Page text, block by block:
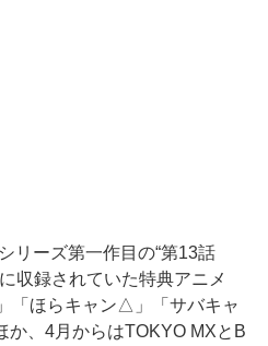
リーズ第一作目の“第13話
収録されていた特典アニメ
「ほらキャン△」「サバキャ
、4月からはTOKYO MXとB